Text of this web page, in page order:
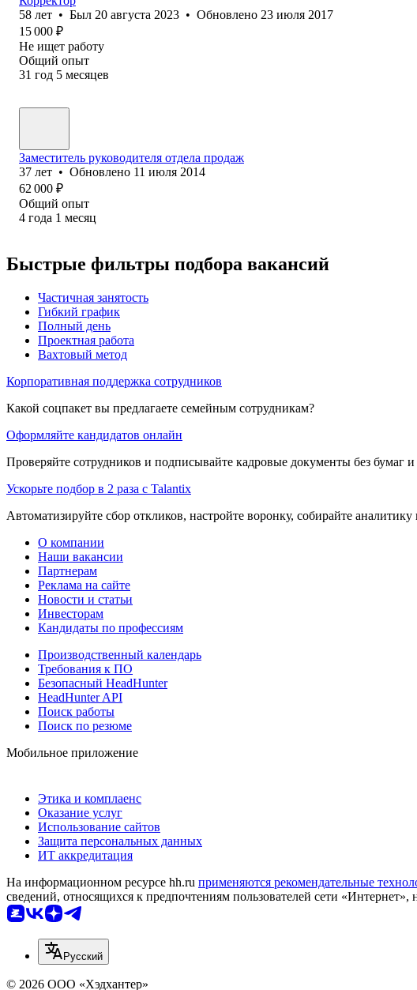
58 лет • Был 20 августа 2023 • Обновлено 23 июля 2017
15 000 ₽
Не ищет работу
Общий опыт
31 год 5 месяцев
Заместитель руководителя отдела продаж
37 лет • Обновлено 11 июля 2014
62 000 ₽
Общий опыт
4 года 1 месяц
Быстрые фильтры подбора вакансий
Частичная занятость
Гибкий график
Полный день
Проектная работа
Вахтовый метод
Корпоративная поддержка сотрудников
Какой соцпакет вы предлагаете семейным сотрудникам?
Оформляйте кандидатов онлайн
Проверяйте сотрудников и подписывайте кадровые документы без бумаг
Ускорьте подбор в 2 раза с Talantix
Автоматизируйте сбор откликов, настройте воронку, собирайте аналитику
О компании
Наши вакансии
Партнерам
Реклама на сайте
Новости и статьи
Инвесторам
Кандидаты по профессиям
Производственный календарь
Требования к ПО
Безопасный HeadHunter
HeadHunter API
Поиск работы
Поиск по резюме
Мобильное приложение
Этика и комплаенс
Оказание услуг
Использование сайтов
Защита персональных данных
ИТ аккредитация
На информационном ресурсе hh.ru применяются рекомендательные
сведений, относящихся к предпочтениям пользователей сети
Русский
© 2026 ООО «Хэдхантер»